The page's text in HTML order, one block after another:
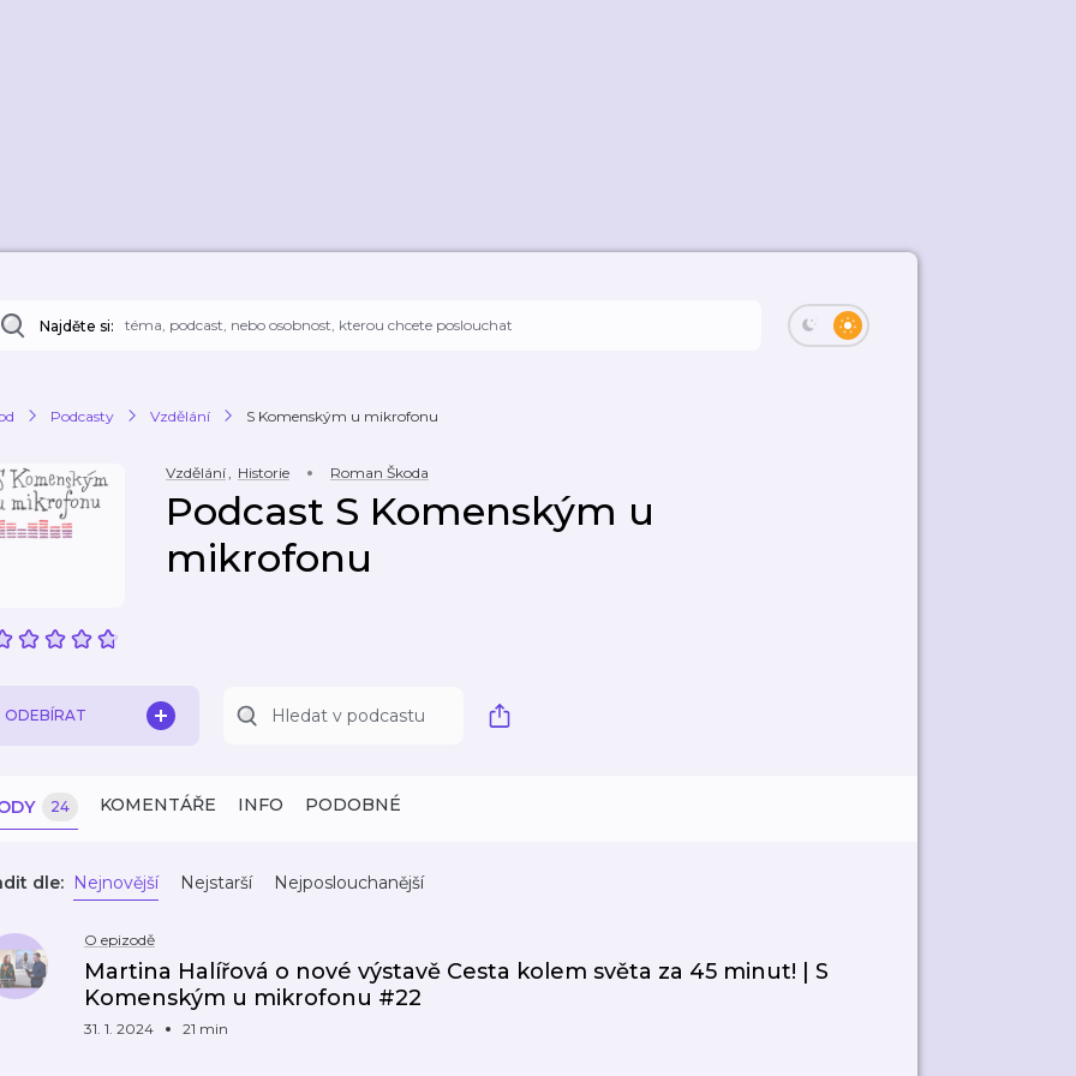
Najděte si:
Podcasty Vzdělání S Komenským u mikrofonu
Vzdělání, Historie Roman Škoda
Podcast S Komenským u
mikrofonu
ODEBÍRAT
24 KOMENTÁŘE INFO PODOBNÉ
dle: Nejnovější Nejstarší Nejposlouchanější
O epizodě
Martina Halířová o nové výstavě Cesta kolem světa za 45 minut! | S
Komenským u mikrofonu #22
31. 1. 2024 21 min